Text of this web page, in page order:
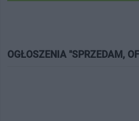
OGŁOSZENIA "SPRZEDAM,